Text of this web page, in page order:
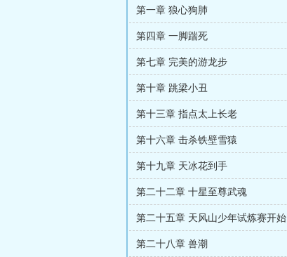
第一章 狼心狗肺
第四章 一脚踹死
第七章 完美的游龙步
第十章 跳梁小丑
第十三章 指点太上长老
第十六章 击杀铁壁雪猿
第十九章 天冰花到手
第二十二章 十星至尊武魂
第二十五章 天风山少年试炼赛开始
第二十八章 兽潮